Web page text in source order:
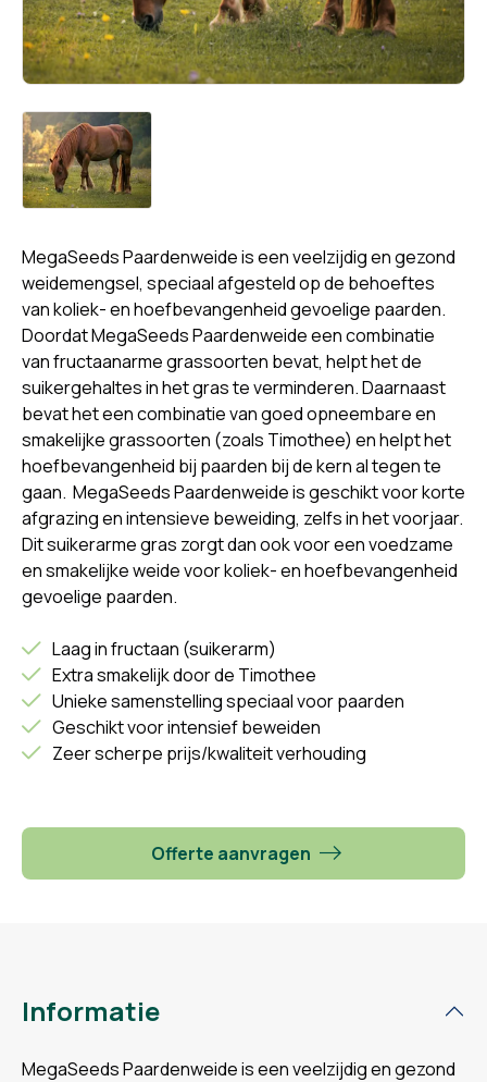
MegaSeeds Paardenweide is een veelzijdig en gezond
weidemengsel, speciaal afgesteld op de behoeftes
van koliek- en hoefbevangenheid gevoelige paarden.
Doordat MegaSeeds Paardenweide een combinatie
van fructaanarme grassoorten bevat, helpt het de
suikergehaltes in het gras te verminderen. Daarnaast
bevat het een combinatie van goed opneembare en
smakelijke grassoorten (zoals Timothee) en helpt het
hoefbevangenheid bij paarden bij de kern al tegen te
gaan. MegaSeeds Paardenweide is geschikt voor korte
afgrazing en intensieve beweiding, zelfs in het voorjaar.
Dit suikerarme gras zorgt dan ook voor een voedzame
en smakelijke weide voor koliek- en hoefbevangenheid
gevoelige paarden.
Laag in fructaan (suikerarm)
Extra smakelijk door de Timothee
Unieke samenstelling speciaal voor paarden
Geschikt voor intensief beweiden
Zeer scherpe prijs/kwaliteit verhouding
Offerte aanvragen
Informatie
MegaSeeds Paardenweide is een veelzijdig en gezond